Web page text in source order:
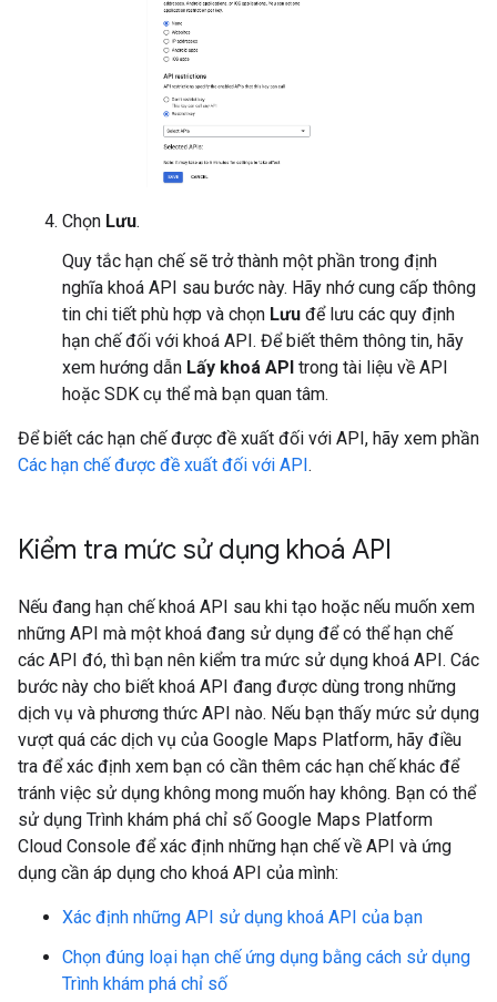
Chọn Lưu.
Quy tắc hạn chế sẽ trở thành một phần trong định
nghĩa khoá API sau bước này. Hãy nhớ cung cấp thông
tin chi tiết phù hợp và chọn Lưu để lưu các quy định
hạn chế đối với khoá API. Để biết thêm thông tin, hãy
xem hướng dẫn Lấy khoá API trong tài liệu về API
hoặc SDK cụ thể mà bạn quan tâm.
Để biết các hạn chế được đề xuất đối với API, hãy xem phần
Các hạn chế được đề xuất đối với API.
Kiểm tra mức sử dụng khoá API
Nếu đang hạn chế khoá API sau khi tạo hoặc nếu muốn xem
những API mà một khoá đang sử dụng để có thể hạn chế
các API đó, thì bạn nên kiểm tra mức sử dụng khoá API. Các
bước này cho biết khoá API đang được dùng trong những
dịch vụ và phương thức API nào. Nếu bạn thấy mức sử dụng
vượt quá các dịch vụ của Google Maps Platform, hãy điều
tra để xác định xem bạn có cần thêm các hạn chế khác để
tránh việc sử dụng không mong muốn hay không. Bạn có thể
sử dụng Trình khám phá chỉ số Google Maps Platform
Cloud Console để xác định những hạn chế về API và ứng
dụng cần áp dụng cho khoá API của mình:
Xác định những API sử dụng khoá API của bạn
Chọn đúng loại hạn chế ứng dụng bằng cách sử dụng
Trình khám phá chỉ số